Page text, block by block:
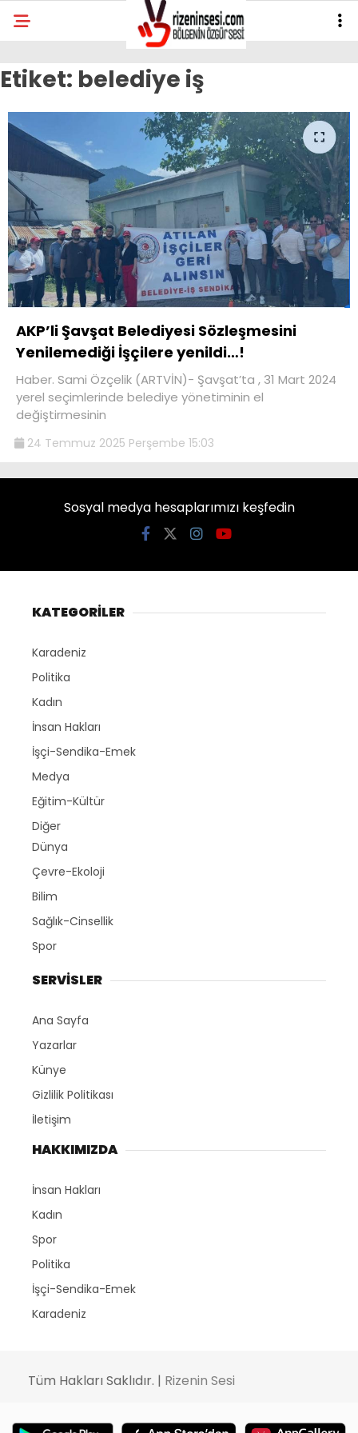
Etiket: belediye iş
AKP’li Şavşat Belediyesi Sözleşmesini
Yenilemediği İşçilere yenildi…!
Haber. Sami Özçelik (ARTVİN)- Şavşat’ta , 31 Mart 2024
yerel seçimlerinde belediye yönetiminin el
değiştirmesinin
24 Temmuz 2025 Perşembe 15:03
Sosyal medya hesaplarımızı keşfedin
KATEGORİLER
Karadeniz
Politika
Kadın
İnsan Hakları
İşçi-Sendika-Emek
Medya
Eğitim-Kültür
Diğer
Dünya
Çevre-Ekoloji
Bilim
Sağlık-Cinsellik
Spor
SERVİSLER
Ana Sayfa
Yazarlar
Künye
Gizlilik Politikası
İletişim
HAKKIMIZDA
İnsan Hakları
Kadın
Spor
Politika
İşçi-Sendika-Emek
Karadeniz
Tüm Hakları Saklıdır. | Rizenin Sesi